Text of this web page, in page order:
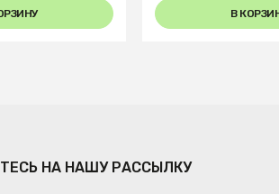
В
НА НАШУ РАССЫЛКУ